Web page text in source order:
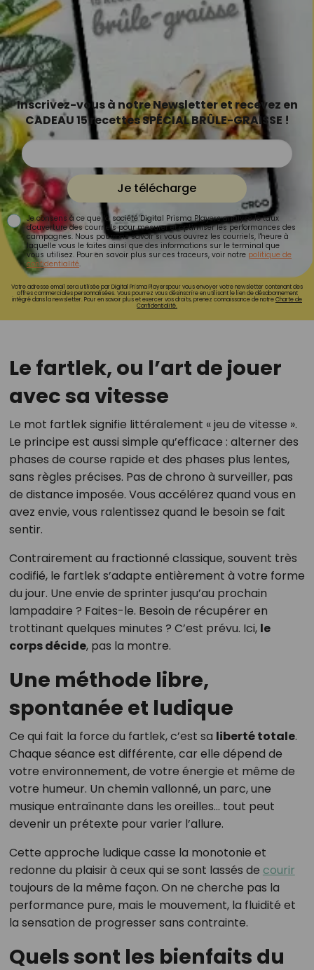
Inscrivez-vous à notre Newsletter et recevez en
CADEAU 15 recettes SPÉCIAL BRÛLE-GRAISSE !
Je télécharge
Je consens à ce que la société Digital Prisma Players analyse le taux
d'ouverture des courriels pour mesurer et optimiser les performances des
campagnes. Nous pourrons savoir si vous ouvrez les courriels, l'heure à
laquelle vous le faites ainsi que des informations sur le terminal que
vous utilisez. Pour en savoir plus sur ces traceurs, voir notre politique de
confidentialité.
Votre adresse email sera utilisée par Digital Prisma Playerspour vous envoyer votre newsletter contenant des
offres commerciales personnalisées. Vous pourrez vous désinscrire en utilisant le lien de désabonnement
intégré dans la newsletter. Pour en savoir plus et exercer vos droits, prenez connaissance de notreCharte de
Confidentialité.
Le fartlek, ou l’art de jouer
avec sa vitesse
Le mot fartlek signifie littéralement « jeu de vitesse ».
Le principe est aussi simple qu’efficace : alterner des
phases de course rapide et des phases plus lentes,
sans règles précises. Pas de chrono à surveiller, pas
de distance imposée. Vous accélérez quand vous en
avez envie, vous ralentissez quand le besoin se fait
sentir.
Contrairement au fractionné classique, souvent très
codifié, le fartlek s’adapte entièrement à votre forme
du jour. Une envie de sprinter jusqu’au prochain
lampadaire ? Faites-le. Besoin de récupérer en
trottinant quelques minutes ? C’est prévu. Ici, le
corps décide, pas la montre.
Une méthode libre,
spontanée et ludique
Ce qui fait la force du fartlek, c’est sa liberté totale.
Chaque séance est différente, car elle dépend de
votre environnement, de votre énergie et même de
votre humeur. Un chemin vallonné, un parc, une
musique entraînante dans les oreilles… tout peut
devenir un prétexte pour varier l’allure.
Cette approche ludique casse la monotonie et
redonne du plaisir à ceux qui se sont lassés de courir
toujours de la même façon. On ne cherche pas la
performance pure, mais le mouvement, la fluidité et
la sensation de progresser sans contrainte.
Quels sont les bienfaits du